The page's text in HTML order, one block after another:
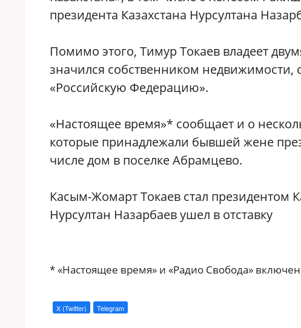
президента Казахстана Нурсултана
Помимо этого, Тимур Токаев владеет
значился собственником
«Российскую Федерацию».
«Настоящее время»* сообщает и о
которые принадлежали бывшей жене
числе дом в поселке Абрамцево.
Касым-Жомарт Токаев стал президентом
Нурсултан Назарбаев ушел в отставку
* «Настоящее время» и «Радио Свобода»
X (Twitter) Telegram